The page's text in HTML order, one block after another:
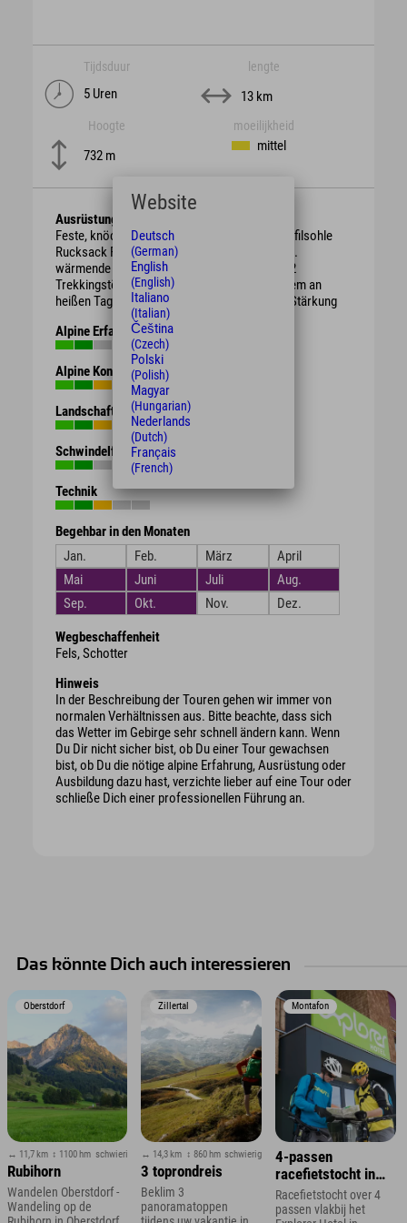
Tijdsduur
5 Uren
lengte
13 km
Hoogte
732 m
moeilijkheid
mittel
Ausrüstung
Feste, knöchelhohe Bergschuhe mit guter Profilsohle
Rucksack Regenschutz, je nach Witterung evtl.
wärmende Kleidung oder Sonnenschutz ggf. 2
Trekkingstöcke ausreichend Getränke vor allem an
heißen Tagen evtl. Brotzeit / Süßigkeiten zur Stärkung
Alpine Erfahrung
Alpine Kondition
Landschaft
Schwindelfreiheit
Technik
Begehbar in den Monaten
Jan.
Feb. März
April
Mai
Juni Juli
Aug.
Sep.
Okt. Nov. Dez.
Wegbeschaffenheit
Fels, Schotter
Hinweis
In der Beschreibung der Touren gehen wir immer von
normalen Verhältnissen aus. Bitte beachte, dass sich
das Wetter im Gebirge sehr schnell ändern kann. Wenn
Du Dir nicht sicher bist, ob Du einer Tour gewachsen
bist, ob Du die nötige alpine Erfahrung, Ausrüstung oder
Ausbildung dazu hast, verzichte lieber auf eine Tour oder
schließe Dich einer professionellen Führung an.
Das könnte Dich auch interessieren
Oberstdorf
↔ 11,7 km ↕ 1100 hm schwierig
Rubihorn
Wandelen Oberstdorf -
Wandeling op de
Zillertal
↔ 14,3 km ↕ 860 hm schwierig
3 toprondreis
Beklim 3
panoramatoppen
Montafon
4-passen
racefietstocht in
Vorarlberg
Racefietstocht over 4
passen vlakbij het
Website
Deutsch
(German)
English
(English)
Italiano
(Italian)
Čeština
(Czech)
Polski
(Polish)
Magyar
(Hungarian)
Nederlands
(Dutch)
Français
(French)